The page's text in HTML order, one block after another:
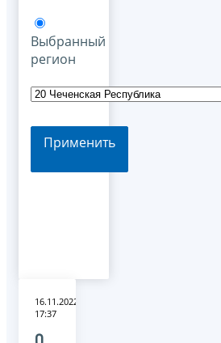
Выбранный
регион
Применить
16.11.2022
17:37